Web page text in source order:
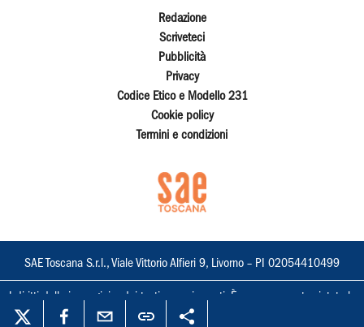
Redazione
Scriveteci
Pubblicità
Privacy
Codice Etico e Modello 231
Cookie policy
Termini e condizioni
SAE Toscana S.r.l., Viale Vittorio Alfieri 9, Livorno – PI 02054410499
I diritti delle immagini e dei testi sono riservati. È espressamente vietata la
loro riproduzione con qualsiasi mezzo e l'adattamento totale o parziale.